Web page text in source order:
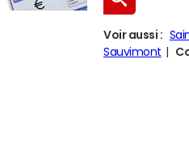
Voir aussi :
Sauvimont